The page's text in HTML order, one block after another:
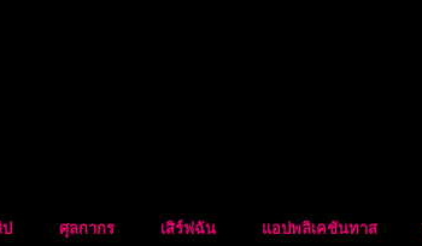
ศุลกากร เสิร์ฟฉัน แอปพลิเคชันทาส